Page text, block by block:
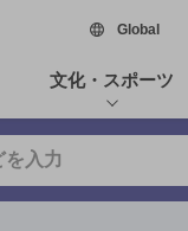
Global新
文化・スポーツ